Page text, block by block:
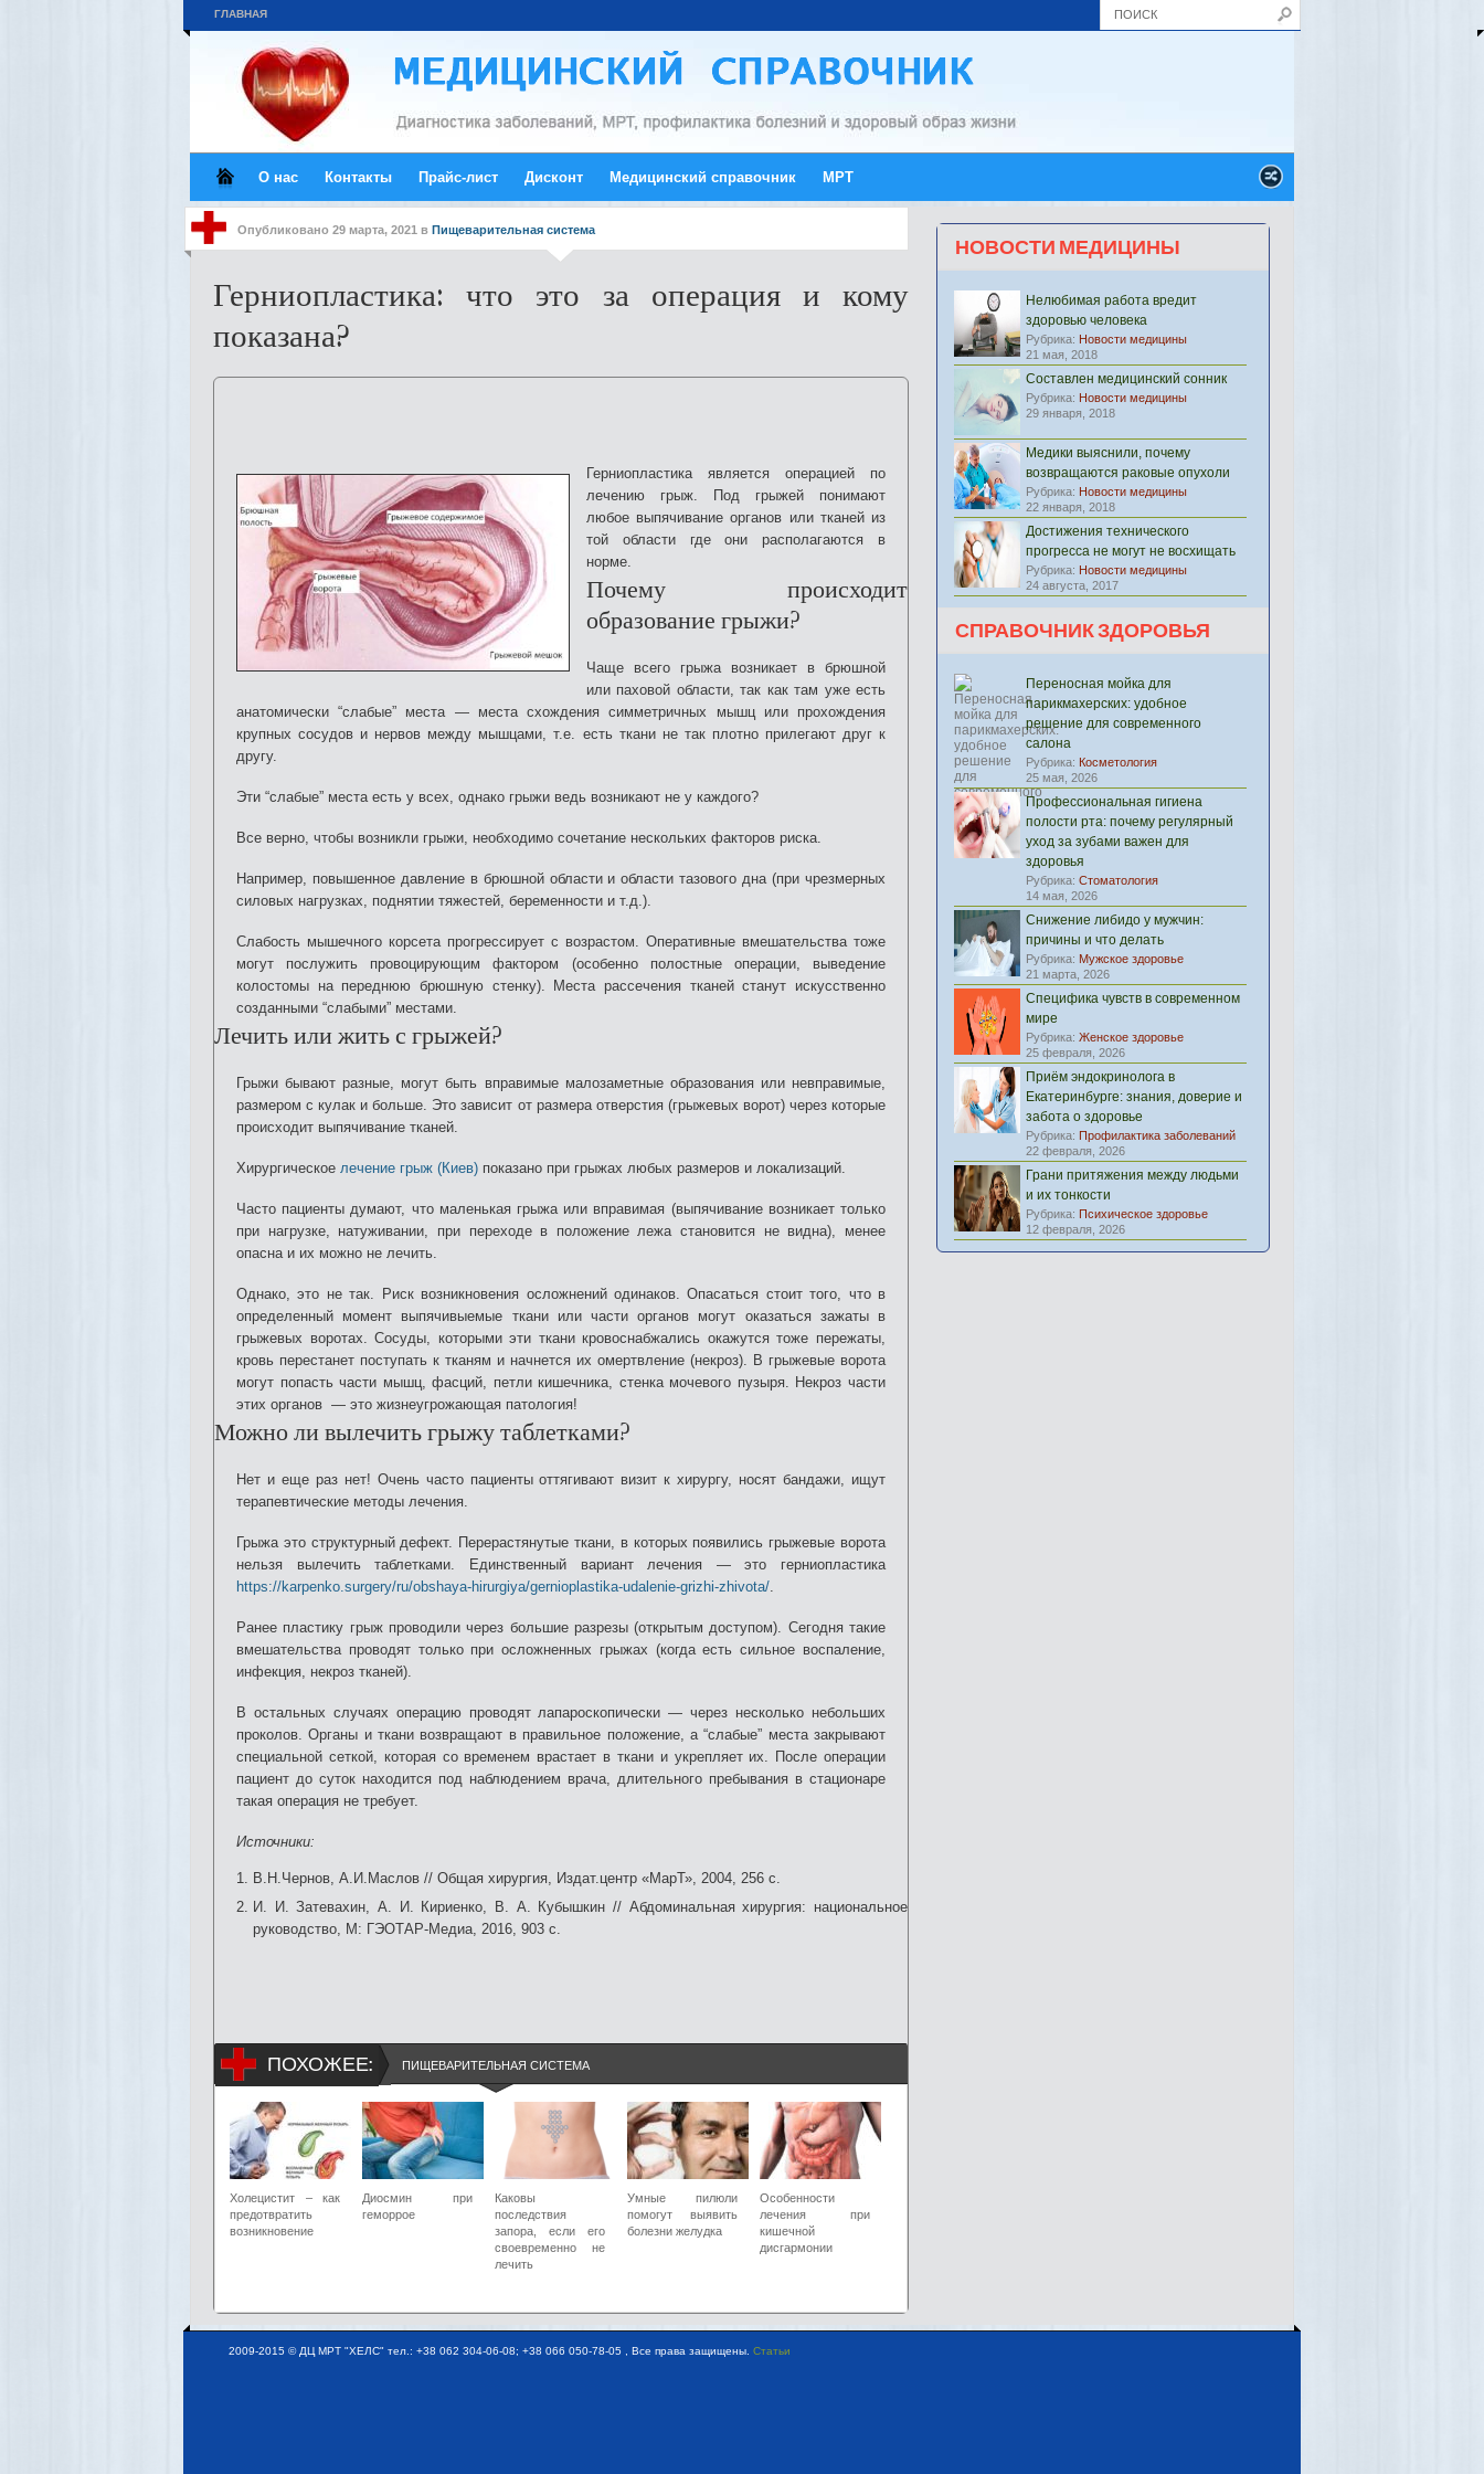
ГЛАВНАЯ
О нас Контакты Прайс-лист Дисконт Медицинский справочник МРТ
Опубликовано 29 марта, 2021 в Пищеварительная система
Герниопластика: что это за операция и кому
показана?
Герниопластика является операцией по
лечению грыж. Под грыжей понимают
любое выпячивание органов или тканей из
той области где они располагаются в
норме.
Почему происходит
образование грыжи?
Чаще всего грыжа возникает в брюшной
или паховой области, так как там уже есть
анатомически “слабые” места — места схождения симметричных мышц или прохождения
крупных сосудов и нервов между мышцами, т.е. есть ткани не так плотно прилегают друг к
другу.
Эти “слабые” места есть у всех, однако грыжи ведь возникают не у каждого?
Все верно, чтобы возникли грыжи, необходимо сочетание нескольких факторов риска.
Например, повышенное давление в брюшной области и области тазового дна (при чрезмерных
силовых нагрузках, поднятии тяжестей, беременности и т.д.).
Слабость мышечного корсета прогрессирует с возрастом. Оперативные вмешательства тоже
могут послужить провоцирующим фактором (особенно полостные операции, выведение
колостомы на переднюю брюшную стенку). Места рассечения тканей станут искусственно
созданными “слабыми” местами.
Лечить или жить с грыжей?
Грыжи бывают разные, могут быть вправимые малозаметные образования или невправимые,
размером с кулак и больше. Это зависит от размера отверстия (грыжевых ворот) через которые
происходит выпячивание тканей.
Хирургическое лечение грыж (Киев) показано при грыжах любых размеров и локализаций.
Часто пациенты думают, что маленькая грыжа или вправимая (выпячивание возникает только
при нагрузке, натуживании, при переходе в положение лежа становится не видна), менее
опасна и их можно не лечить.
Однако, это не так. Риск возникновения осложнений одинаков. Опасаться стоит того, что в
определенный момент выпячивыемые ткани или части органов могут оказаться зажаты в
грыжевых воротах. Сосуды, которыми эти ткани кровоснабжались окажутся тоже пережаты,
кровь перестанет поступать к тканям и начнется их омертвление (некроз). В грыжевые ворота
могут попасть части мышц, фасций, петли кишечника, стенка мочевого пузыря. Некроз части
этих органов — это жизнеугрожающая патология!
Можно ли вылечить грыжу таблетками?
Нет и еще раз нет! Очень часто пациенты оттягивают визит к хирургу, носят бандажи, ищут
терапевтические методы лечения.
Грыжа это структурный дефект. Перерастянутые ткани, в которых появились грыжевые ворота
нельзя вылечить таблетками. Единственный вариант лечения — это герниопластика
https://karpenko.surgery/ru/obshaya-hirurgiya/gernioplastika-udalenie-grizhi-zhivota/.
Ранее пластику грыж проводили через большие разрезы (открытым доступом). Сегодня такие
вмешательства проводят только при осложненных грыжах (когда есть сильное воспаление,
инфекция, некроз тканей).
В остальных случаях операцию проводят лапароскопически — через несколько небольших
проколов. Органы и ткани возвращают в правильное положение, а “слабые” места закрывают
специальной сеткой, которая со временем врастает в ткани и укрепляет их. После операции
пациент до суток находится под наблюдением врача, длительного пребывания в стационаре
такая операция не требует.
Источники:
В.Н.Чернов, А.И.Маслов // Общая хирургия, Издат.центр «МарТ», 2004, 256 с.
И. И. Затевахин, А. И. Кириенко, В. А. Кубышкин // Абдоминальная хирургия: национальное
руководство, М: ГЭОТАР-Медиа, 2016, 903 с.
ПОХОЖЕЕ: ПИЩЕВАРИТЕЛЬНАЯ СИСТЕМА
Холецистит – как
предотвратить
возникновение
Диосмин при
геморрое
Каковы
последствия
запора, если его
своевременно не
лечить
Умные пилюли
помогут выявить
болезни желудка
Особенности
лечения при
кишечной
дисгармонии
НОВОСТИ МЕДИЦИНЫ
Нелюбимая работа вредит
здоровью человека
Рубрика: Новости медицины
21 мая, 2018
Составлен медицинский сонник
Рубрика: Новости медицины
29 января, 2018
Медики выяснили, почему
возвращаются раковые опухоли
Рубрика: Новости медицины
22 января, 2018
Достижения технического
прогресса не могут не восхищать
Рубрика: Новости медицины
24 августа, 2017
СПРАВОЧНИК ЗДОРОВЬЯ
Переносная мойка для
парикмахерских: удобное
решение для современного
салона
Рубрика: Косметология
25 мая, 2026
Профессиональная гигиена
полости рта: почему регулярный
уход за зубами важен для
здоровья
Рубрика: Стоматология
14 мая, 2026
Снижение либидо у мужчин:
причины и что делать
Рубрика: Мужское здоровье
21 марта, 2026
Специфика чувств в современном
мире
Рубрика: Женское здоровье
25 февраля, 2026
Приём эндокринолога в
Екатеринбурге: знания, доверие и
забота о здоровье
Рубрика: Профилактика заболеваний
22 февраля, 2026
Грани притяжения между людьми
и их тонкости
Рубрика: Психическое здоровье
12 февраля, 2026
2009-2015 © ДЦ МРТ "ХЕЛС" тел.: +38 062 304-06-08; +38 066 050-78-05 , Все права защищены. Статьи